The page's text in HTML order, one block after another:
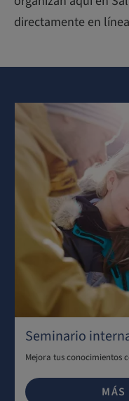
directamente en
Seminario
Mejora tus conocimientos